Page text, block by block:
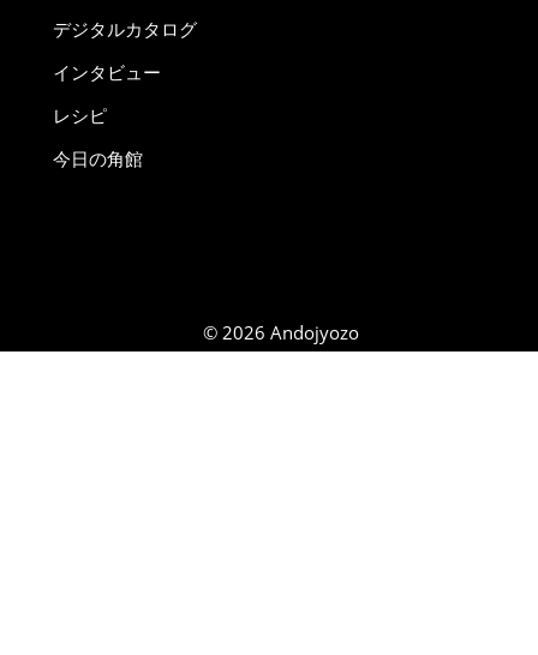
デジタルカタログ
インタビュー
レシピ
今日の角館
© 2026 Andojyozo